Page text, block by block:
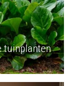
tuinplanten